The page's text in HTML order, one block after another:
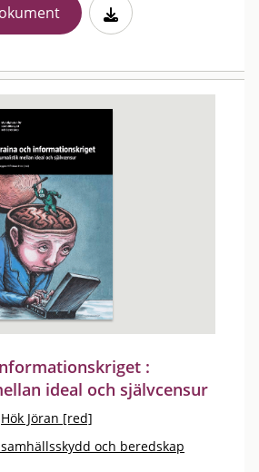
:
ideal och självcensur
Hök Jöran [red]
och beredskap